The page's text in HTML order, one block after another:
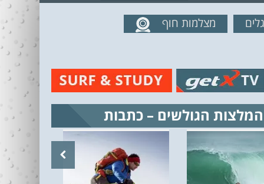
מהאתרמצלמות חוף
המלצות הגולשים – כתבות